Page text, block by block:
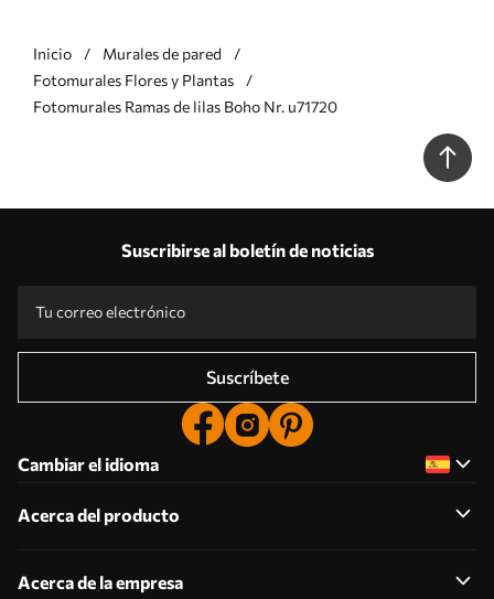
Inicio
Murales de pared
Fotomurales Flores y Plantas
Fotomurales Ramas de lilas Boho Nr. u71720
Suscribirse al boletín de noticias
Suscríbete
Cambiar el idioma
Acerca del producto
Acerca de la empresa